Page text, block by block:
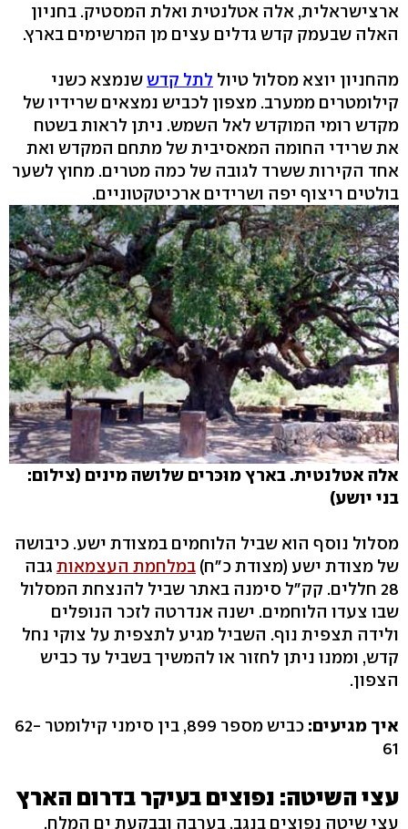
ארצישראלית, אלה אטלנטית ואלת המסטיק. בחניון
האלה שבעמק קדש גדלים עצים מן המרשימים בארץ.
מהחניון יוצא מסלול טיול לתל קדששנמצא כשני
קילומטרים ממערב. מצפון לכביש נמצאים שרידיו של
מקדש רומי המוקדש לאל השמש. ניתן לראות בשטח
את שרידי החומה המאסיבית של מתחם המקדש ואת
אחד הקירות ששרד לגובה של כמה מטרים. מחוץ לשער
בולטים ריצוף יפה ושרידים ארכיטקטוניים.
אלה אטלנטית. בארץ מוּכּרים שלושה מינים (צילום:
בני יושע)
מסלול נוסף הוא שביל הלוחמים במצודת ישע. כיבושה
של מצודת ישע (מצודת כ"ח) במלחמת העצמאות גבה
28 חללים. קק"ל סימנה באתר שביל להנצחת המסלול
שבו צעדו הלוחמים. ישנה אנדרטה לזכר הנופלים
ולידה תצפית נוף. השביל מגיע לתצפית על צוקי נחל
קדש, וממנו ניתן לחזור או להמשיך בשביל עד כביש
הצפון.
איך מגיעים:
כביש מספר 899, בין סימני קילומטר 62-
61
עצי השיטה: נפוצים בעיקר בדרום הארץ
עצי שיטה נפוצים בנגב, בערבה ובבקעת ים המלח.